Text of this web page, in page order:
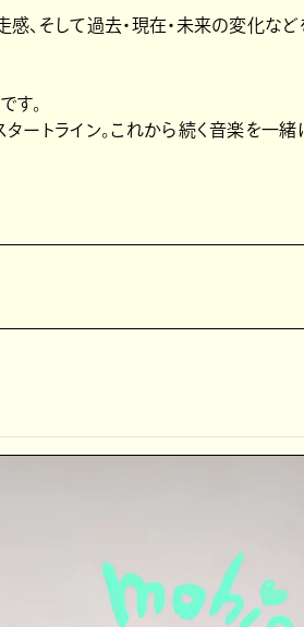
、そして過去・現在・未来の変化など
す。
ートライン。これから続く音楽を一緒